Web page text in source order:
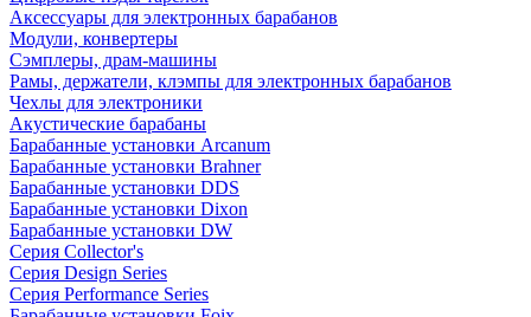
Аксессуары для электронных барабанов
Модули, конвертеры
Сэмплеры, драм-машины
Рамы, держатели, клэмпы для электронных барабанов
Чехлы для электроники
Акустические барабаны
Барабанные установки Arcanum
Барабанные установки Brahner
Барабанные установки DDS
Барабанные установки Dixon
Барабанные установки DW
Серия Collector's
Серия Design Series
Серия Performance Series